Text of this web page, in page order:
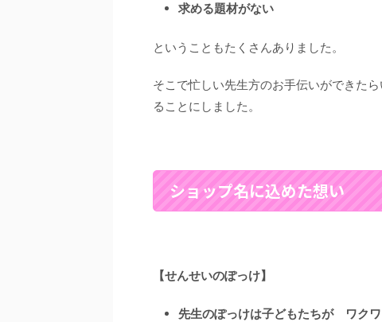
求める題材がない
ということもたくさんありました。
そこで忙しい先生方のお手伝いができ
ることにしました。
ショップ名に込めた想い
【せんせいのぽっけ】
先生のぽっけは子どもたちが ワク